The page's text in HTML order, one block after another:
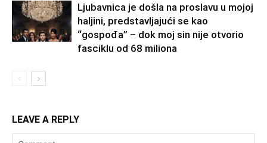
Ljubavnica je došla na proslavu u mojoj
haljini, predstavljajući se kao
“gospođa” – dok moj sin nije otvorio
fasciklu od 68 miliona
LEAVE A REPLY